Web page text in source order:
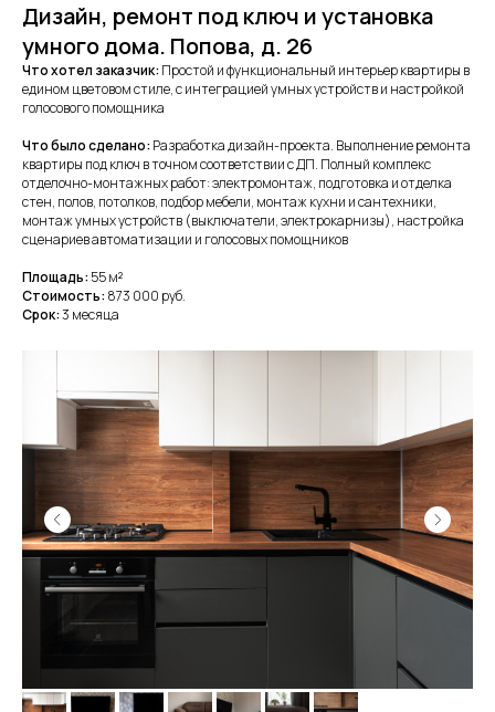
Дизайн, ремонт под ключ и установка
умного дома. Попова, д. 26
Что хотел заказчик: Простой и функциональный интерьер квартиры в
едином цветовом стиле, с интеграцией умных устройств и настройкой
голосового помощника
Что было сделано: Разработка дизайн-проекта. Выполнение ремонта
квартиры под ключ в точном соответствии с ДП. Полный комплекс
отделочно-монтажных работ: электромонтаж, подготовка и отделка
стен, полов, потолков, подбор мебели, монтаж кухни и сантехники,
монтаж умных устройств (выключатели, электрокарнизы), настройка
сценариев автоматизации и голосовых помощников
Площадь: 55м²
Стоимость: 873 000 руб.
Срок:3 месяца